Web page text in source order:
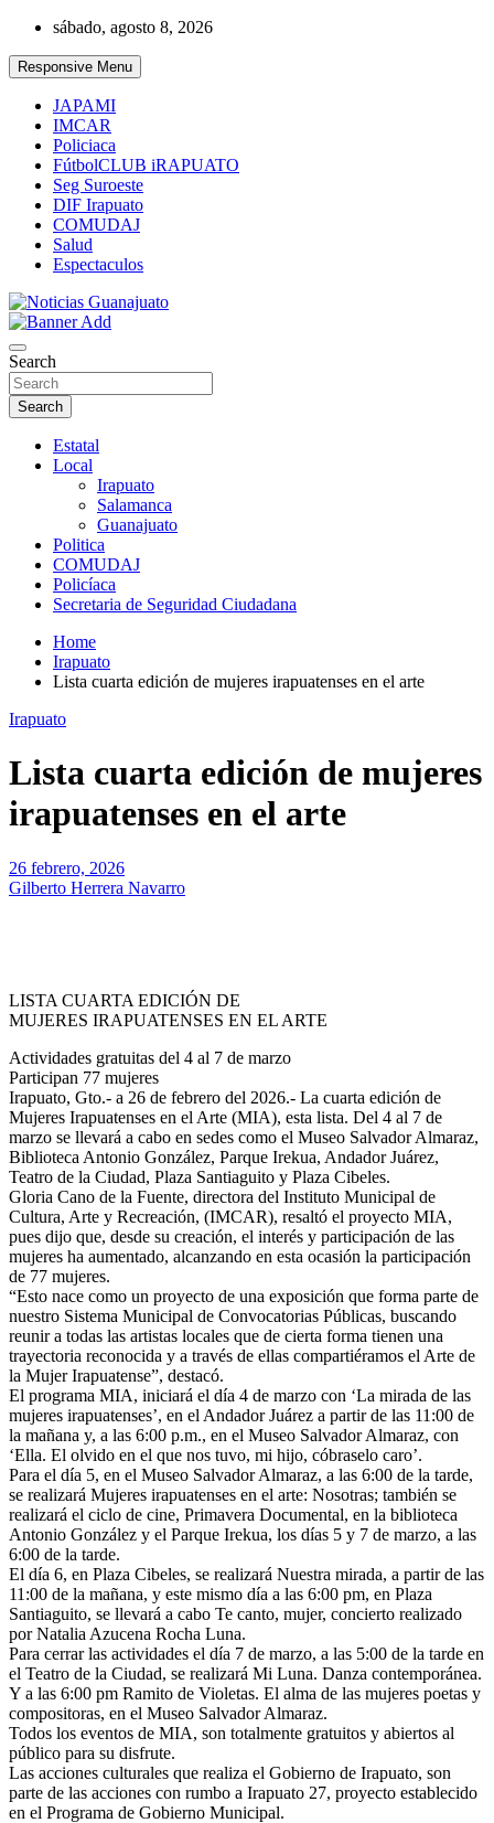
Skip
content
sábado, agosto 8, 2026
Responsive Menu
JAPAMI
IMCAR
Policiaca
FútbolCLUB iRAPUATO
Seg Suroeste
DIF Irapuato
COMUDAJ
Salud
Espectaculos
Noticias Guanajuato
Search
Search
Estatal
Local
Irapuato
Salamanca
Guanajuato
Politica
COMUDAJ
Policíaca
Secretaria de Seguridad Ciudadana
Home
Irapuato
Lista cuarta edición de mujeres irapuatenses en el arte
Irapuato
Lista cuarta edición de mujeres
irapuatenses en el arte
26 febrero, 2026
Gilberto Herrera Navarro
LISTA CUARTA EDICIÓN DE
MUJERES IRAPUATENSES EN EL ARTE
Actividades gratuitas del 4 al 7 de marzo
Participan 77 mujeres
Irapuato, Gto.- a 26 de febrero del 2026.- La cuarta edición de
Mujeres Irapuatenses en el Arte (MIA), esta lista. Del 4 al 7 de
marzo se llevará a cabo en sedes como el Museo Salvador Almaraz,
Biblioteca Antonio González, Parque Irekua, Andador Juárez,
Teatro de la Ciudad, Plaza Santiaguito y Plaza Cibeles.
Gloria Cano de la Fuente, directora del Instituto Municipal de
Cultura, Arte y Recreación, (IMCAR), resaltó el proyecto MIA,
pues dijo que, desde su creación, el interés y participación de las
mujeres ha aumentado, alcanzando en esta ocasión la participación
de 77 mujeres.
“Esto nace como un proyecto de una exposición que forma parte de
nuestro Sistema Municipal de Convocatorias Públicas, buscando
reunir a todas las artistas locales que de cierta forma tienen una
trayectoria reconocida y a través de ellas compartiéramos el Arte de
la Mujer Irapuatense”, destacó.
El programa MIA, iniciará el día 4 de marzo con ‘La mirada de las
mujeres irapuatenses’, en el Andador Juárez a partir de las 11:00 de
la mañana y, a las 6:00 p.m., en el Museo Salvador Almaraz, con
‘Ella. El olvido en el que nos tuvo, mi hijo, cóbraselo caro’.
Para el día 5, en el Museo Salvador Almaraz, a las 6:00 de la tarde,
se realizará Mujeres irapuatenses en el arte: Nosotras; también se
realizará el ciclo de cine, Primavera Documental, en la biblioteca
Antonio González y el Parque Irekua, los días 5 y 7 de marzo, a las
6:00 de la tarde.
El día 6, en Plaza Cibeles, se realizará Nuestra mirada, a partir de las
11:00 de la mañana, y este mismo día a las 6:00 pm, en Plaza
Santiaguito, se llevará a cabo Te canto, mujer, concierto realizado
por Natalia Azucena Rocha Luna.
Para cerrar las actividades el día 7 de marzo, a las 5:00 de la tarde en
el Teatro de la Ciudad, se realizará Mi Luna. Danza contemporánea.
Y a las 6:00 pm Ramito de Violetas. El alma de las mujeres poetas y
compositoras, en el Museo Salvador Almaraz.
Todos los eventos de MIA, son totalmente gratuitos y abiertos al
público para su disfrute.
Las acciones culturales que realiza el Gobierno de Irapuato, son
parte de las acciones con rumbo a Irapuato 27, proyecto establecido
en el Programa de Gobierno Municipal.